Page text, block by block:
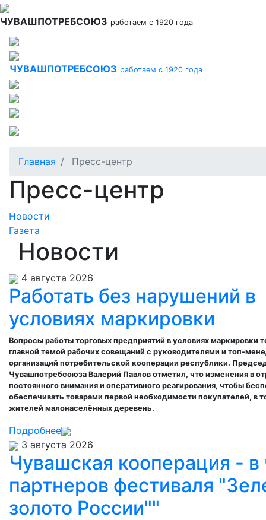
Перейти
к
основному
содержанию
ЧУВАШПОТРЕБСОЮЗ работаем с 1920 года
ЧУВАШПОТРЕБСОЮЗ работаем с 1920 года
Главная Пресс-центр
Пресс-центр
Новости
Газета
Новости
4 августа 2026
Работать без нарушений в
условиях маркировки
Вопросы работы торговых предприятий в условиях маркировки
главной темой рабочих совещаний с руководителями и топ-
организаций потребительской кооперации республики.
Чувашпотребсоюза Валерий Павлов отметил, что изменения в
постоянного внимания и оперативного реагирования, чтобы
обеспечивать товарами первой необходимости покупателей, в
жителей малонаселённых деревень.
Подробнее
3 августа 2026
Чувашская кооперация - в
партнеров фестиваля
золото России""